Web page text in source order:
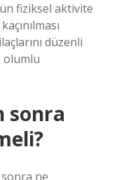
fiziksel aktivite
düzenli
olumlu
sonra
ne